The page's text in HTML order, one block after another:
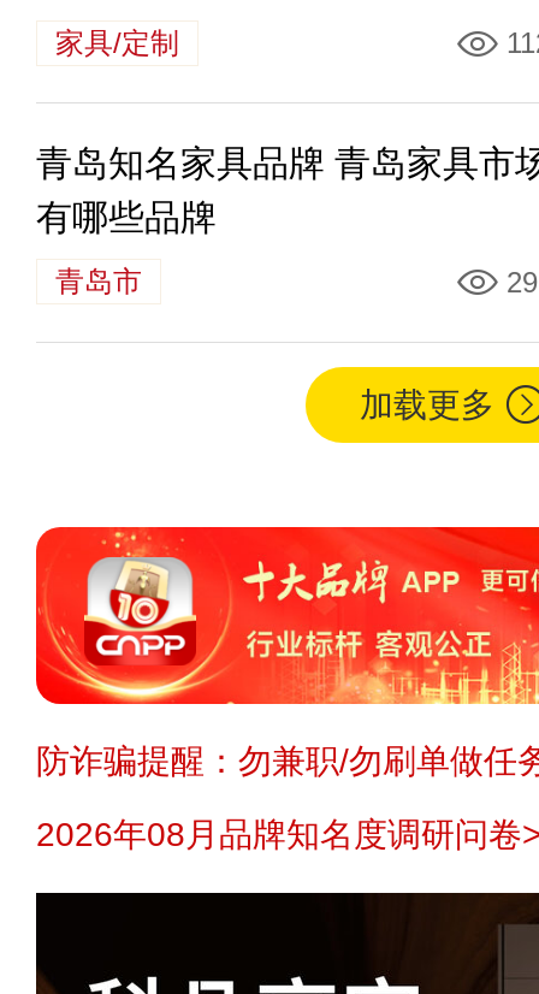
家具/定制
青岛知名家具品牌 青岛家具市
有哪些品牌
青岛市
加载更多
防诈骗提醒：勿兼职/勿刷单做任
2026年08月品牌知名度调研问卷